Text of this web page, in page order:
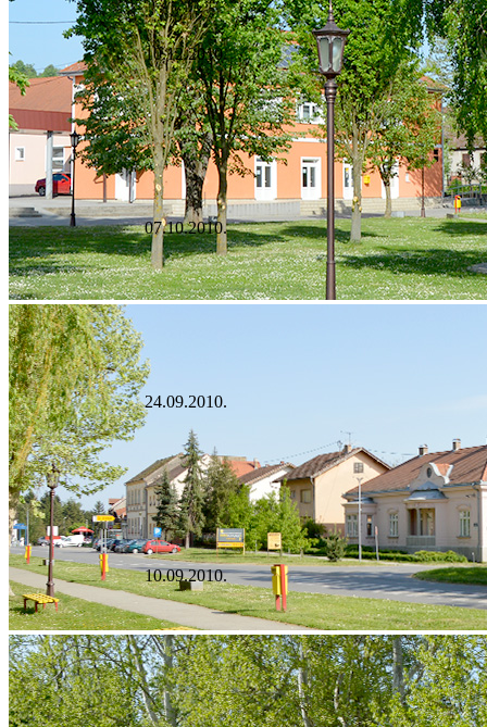
10.12.2010.
07.10.2010.
24.09.2010.
10.09.2010.